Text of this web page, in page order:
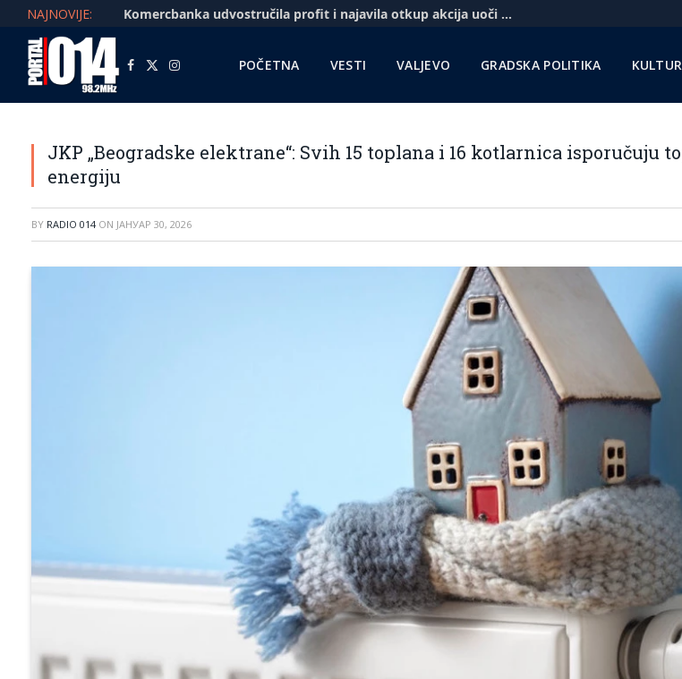
NAJNOVIJE: Komercbanka udvostručila profit i najavila otkup akcija uoči pregovora sa Unikreditom
Facebook
X
Instagram POČETNA VESTI VALJEVO GRADSKA POLITIKA
JKP „Beogradske elektrane“: Svih 15 toplana i 16 kotlarnica isporučuju
energiju
BY RADIO 014 ON ЈАНУАР 30, 2026